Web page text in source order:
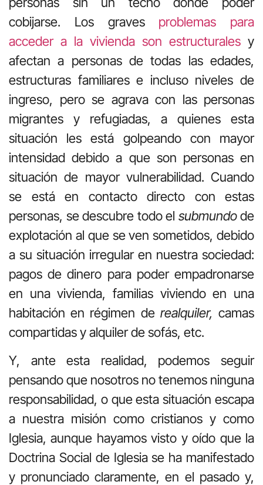
cobijarse. Los graves problemas para
acceder a la vivienda son estructurales y
afectan a personas de todas las edades,
estructuras familiares e incluso niveles de
ingreso, pero se agrava con las personas
migrantes y refugiadas, a quienes esta
situación les está golpeando con mayor
intensidad debido a que son personas en
situación de mayor vulnerabilidad. Cuando
se está en contacto directo con estas
personas, se descubre todo el submundode
explotación al que se ven sometidos, debido
a su situación irregular en nuestra sociedad:
pagos de dinero para poder empadronarse
en una vivienda, familias viviendo en una
habitación en régimen de realquiler,camas
compartidas y alquiler de sofás, etc.
Y, ante esta realidad, podemos seguir
pensando que nosotros no tenemos ninguna
responsabilidad, o que esta situación escapa
a nuestra misión como cristianos y como
Iglesia, aunque hayamos visto y oído que la
Doctrina Social de Iglesia se ha manifestado
y pronunciado claramente, en el pasado y,